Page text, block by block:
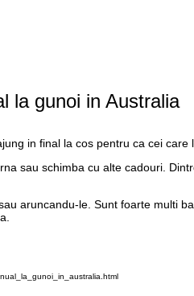
la gunoi in Australia
in final la cos pentru ca cei care
sau schimba cu alte cadouri.
aruncandu-le. Sunt foarte multi